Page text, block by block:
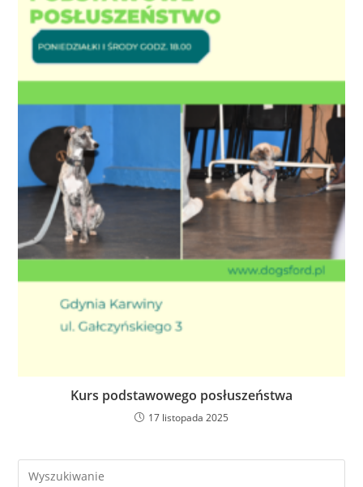
Kurs podstawowego posłuszeństwa
17 listopada 2025
Search